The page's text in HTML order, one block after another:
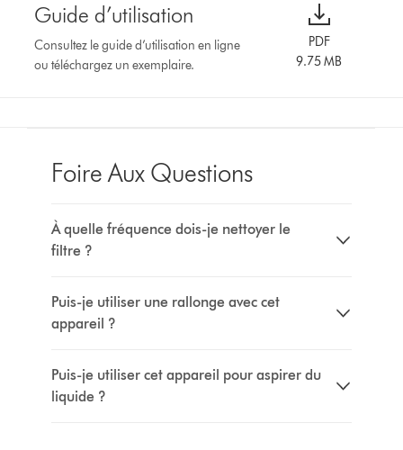
Guide d’utilisation
Consultez le guide d’utilisation en ligne
ou téléchargez un exemplaire.
PDF
9.75 MB
Foire Aux Questions
À quelle fréquence dois-je nettoyer le
filtre ?
Puis-je utiliser une rallonge avec cet
appareil ?
Puis-je utiliser cet appareil pour aspirer du
liquide ?